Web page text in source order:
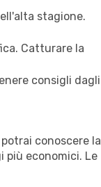
stagione.
Catturare la
consigli dagli
conoscere la
più economici. Le